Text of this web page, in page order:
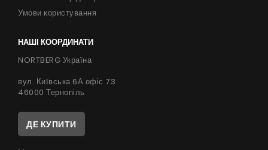
Умови користування
НАШІ КООРДИНАТИ
NORTBERG Україна
вул. Київська 6А офіс 73
46000 Тернопіль
ДЕ КУПИТИ